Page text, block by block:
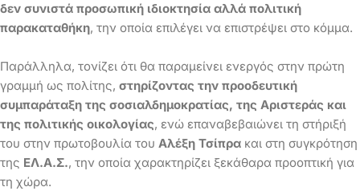
δεν συνιστά προσωπική ιδιοκτησία αλλά πολιτική
παρακαταθήκη, την οποία επιλέγει να επιστρέψει στο κόμμα.
Παράλληλα, τονίζει ότι θα παραμείνει ενεργός στην πρώτη
γραμμή ως πολίτης, στηρίζοντας την προοδευτική
συμπαράταξη της σοσιαλδημοκρατίας, της Αριστεράς και
της πολιτικής οικολογίας, ενώ επαναβεβαιώνει τη στήριξή
του στην πρωτοβουλία του Αλέξη Τσίπρα και στη συγκρότηση
της ΕΛ.Α.Σ., την οποία χαρακτηρίζει ξεκάθαρα προοπτική για
τη χώρα.